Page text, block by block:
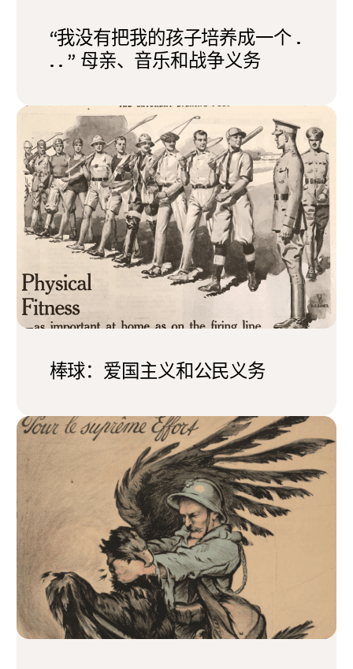
“我没有把我的孩子培养成一个 .
. . ” 母亲、音乐和战争义务
棒球：爱国主义和公民义务